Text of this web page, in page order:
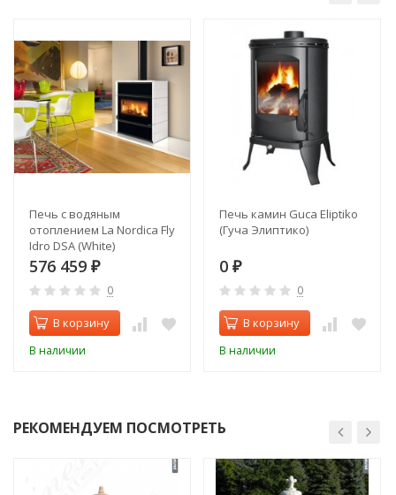
Печь с водяным
отоплением La Nordica Fly
Idro DSA (White)
576 459 ₽
0
В корзину
В наличии
Печь камин Guca Eliptiko
(Гуча Элиптико)
0 ₽
0
В корзину
В наличии
РЕКОМЕНДУЕМ ПОСМОТРЕТЬ